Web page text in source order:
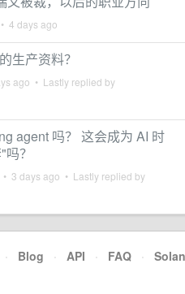
• 4 days ago
生产资料？
ago • Lastly replied by
agent 吗？ 这会成为 AI 时
？
• 3 days ago • Lastly replied by
· Blog · API · FAQ ·